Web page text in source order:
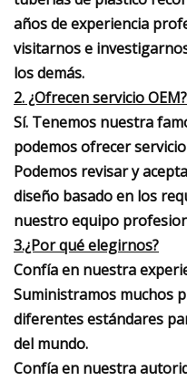
años de experiencia
visitarnos e
los demás.
2. ¿Ofrecen servicio OEM?
Sí. Tenemos nuestra
podemos ofrecer
Podemos revisar y
diseño basado en los
nuestro equipo
3.¿Por qué elegirnos?
Confía en nuestra
Suministramos muchos
diferentes estándares
del mundo.
Confía en nuestra